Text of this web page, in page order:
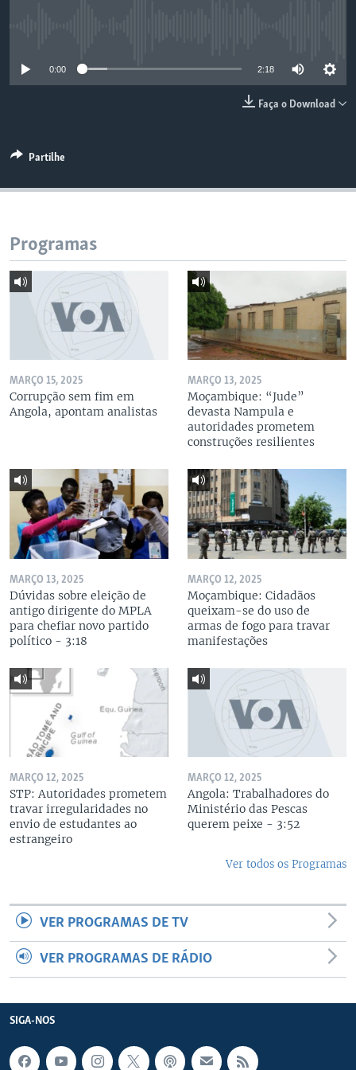
0:00 2:18
Faça o Download
Partilhe
Programas
MARÇO 15, 2025
Corrupção sem fim em
Angola, apontam analistas
MARÇO 13, 2025
Moçambique: “Jude”
devasta Nampula e
autoridades prometem
construções resilientes
MARÇO 13, 2025
Dúvidas sobre eleição de
antigo dirigente do MPLA
para chefiar novo partido
político - 3:18
MARÇO 12, 2025
Moçambique: Cidadãos
queixam-se do uso de
armas de fogo para travar
manifestações
MARÇO 12, 2025
STP: Autoridades prometem
travar irregularidades no
envio de estudantes ao
estrangeiro
MARÇO 12, 2025
Angola: Trabalhadores do
Ministério das Pescas
querem peixe - 3:52
Ver todos os Programas
VER PROGRAMAS DE TV
VER PROGRAMAS DE RÁDIO
SIGA-NOS